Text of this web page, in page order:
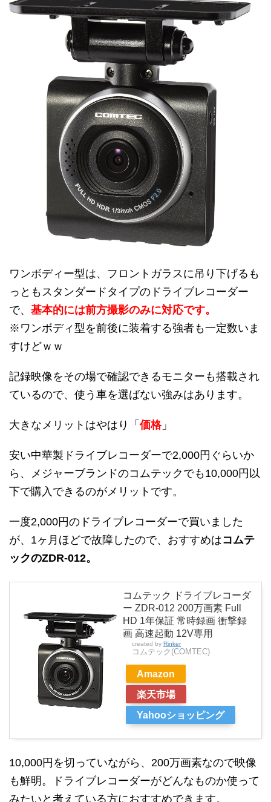
ワンボディー型は、フロントガラスに吊り下げるも
っともスタンダードタイプのドライブレコーダー
で、 基本的には前方撮影のみに対応です。
※ワンボディ型を前後に装着する強者も一定数いま
すけどｗｗ
記録映像をその場で確認できるモニターも搭載され
ているので、使う車を選ばない強みはあります。
大きなメリットはやはり「 価格」
安い中華製ドライブレコーダーで2,000円ぐらいか
ら、メジャーブランドのコムテックでも10,000円以
下で購入できるのがメリットです。
一度2,000円のドライブレコーダーで買いました
が、1ヶ月ほどで故障したので、おすすめはコムテ
ックのZDR-012。
コムテック ドライブレコーダ
ー ZDR-012 200万画素 Full
HD 1年保証 常時録画 衝撃録
画 高速起動 12V専用
created by Rinker
コムテック(COMTEC)
Amazon
楽天市場
Yahooショッピング
10,000円を切っていながら、200万画素なので映像
も鮮明。ドライブレコーダーがどんなものか使って
みたいと考えている方におすすめできます。